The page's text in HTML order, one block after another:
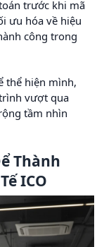
trước khi mã
ưu hóa về hiệu
công trong
thể hiện mình,
vượt qua
tầm nhìn
Thành
ICO